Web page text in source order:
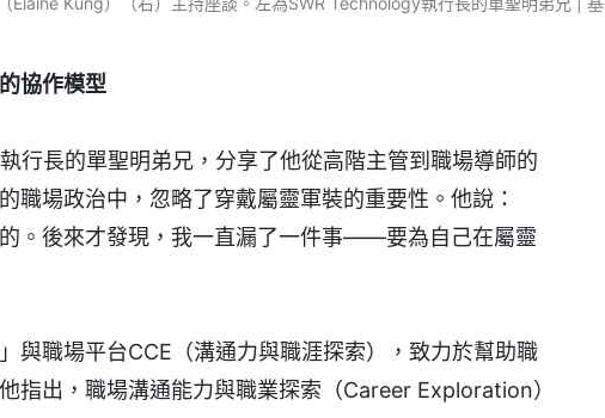
協作模型
行長的單聖明弟兄，分享了他從高階主管到職場導師的
職場政治中，忽略了穿戴屬靈軍裝的重要性。他說：
的。後來才發現，我一直漏了一件事——要為自己在屬靈
與職場平台CCE（溝通力與職涯探索），致力於幫助職
指出，職場溝通能力與職業探索（Career Exploration）